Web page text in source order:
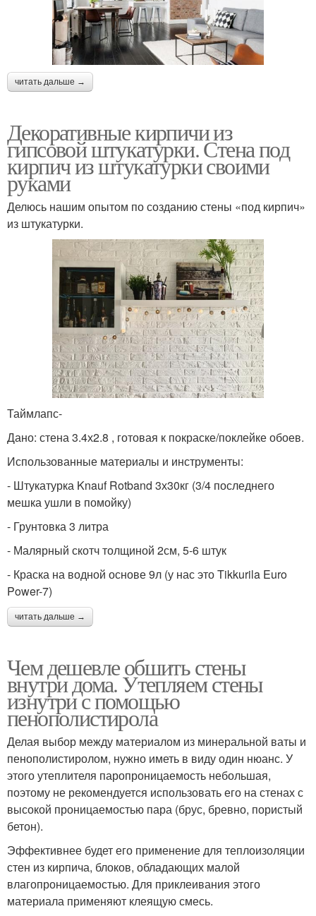
читать дальше →
Декоративные кирпичи из
гипсовой штукатурки. Стена под
кирпич из штукатурки своими
руками
Делюсь нашим опытом по созданию стены «под кирпич»
из штукатурки.
Таймлапс-
Дано: стена 3.4х2.8 , готовая к покраске/поклейке обоев.
Использованные материалы и инструменты:
- Штукатурка Knauf Rotband 3х30кг (3/4 последнего
мешка ушли в помойку)
- Грунтовка 3 литра
- Малярный скотч толщиной 2см, 5-6 штук
- Краска на водной основе 9л (у нас это Tikkurila Euro
Power-7)
читать дальше →
Чем дешевле обшить стены
внутри дома. Утепляем стены
изнутри с помощью
пенополистирола
Делая выбор между материалом из минеральной ваты и
пенополистиролом, нужно иметь в виду один нюанс. У
этого утеплителя паропроницаемость небольшая,
поэтому не рекомендуется использовать его на стенах с
высокой проницаемостью пара (брус, бревно, пористый
бетон).
Эффективнее будет его применение для теплоизоляции
стен из кирпича, блоков, обладающих малой
влагопроницаемостью. Для приклеивания этого
материала применяют клеящую смесь.